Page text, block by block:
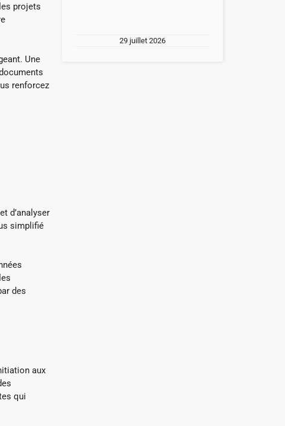
projets
Une
renforcez
d’analyser
simplifié
des
aux
qui
29 juillet 2026